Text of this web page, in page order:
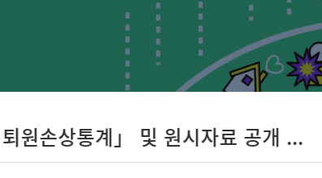
원손상통계」 및 원시자료 공개 ...